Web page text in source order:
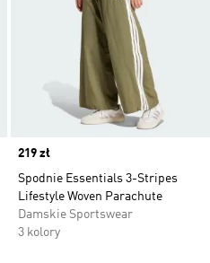
Price
219 zł
Spodnie Essentials 3-Stripes
Lifestyle Woven Parachute
Damskie Sportswear
3 kolory